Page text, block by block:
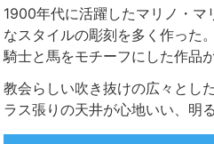
1900年代に活躍したマリノ・マ
なスタイルの彫刻を多く作った。
騎士と馬をモチーフにした作品
教会らしい吹き抜けの広々とし
ラス張りの天井が心地いい、明